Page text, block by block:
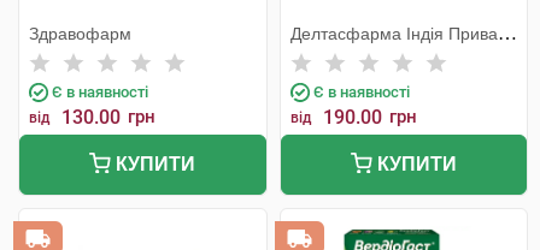
Здравофарм
Є в наявності
від 130.00 грн
КУПИТИ
Делтасфарма Індія Приват
Лімітед
Є в наявності
від 190.00 грн
КУПИТИ